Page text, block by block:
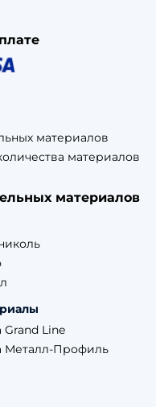
материалов
материалов
материалов
Line
Металл-Профиль